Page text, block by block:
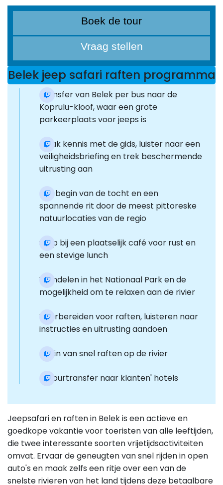
Boek de tour
Vraag stellen
Belek jeep safari raften programma
Transfer van Belek per bus naar de
Koprulu-kloof, waar een grote
parkeerplaats voor jeeps is
Maak kennis met de gids, luister naar een
veiligheidsbriefing en trek beschermende
uitrusting aan
Het begin van de tocht en een
spannende rit door de meest pittoreske
natuurlocaties van de regio
Stop bij een plaatselijk café voor rust en
een stevige lunch
Wandelen in het Nationaal Park en de
mogelijkheid om te relaxen aan de rivier
Voorbereiden voor raften, luisteren naar
instructies en uitrusting aandoen
Begin van snel raften op de rivier
Retourtransfer naar klanten' hotels
Jeepsafari en raften in Belek is een actieve en
goedkope vakantie voor toeristen van alle leeftijden,
die twee interessante soorten vrijetijdsactiviteiten
omvat. Ervaar de geneugten van snel rijden in open
auto's en maak zelfs een ritje over een van de
snelste rivieren van het land tijdens deze betaalbare